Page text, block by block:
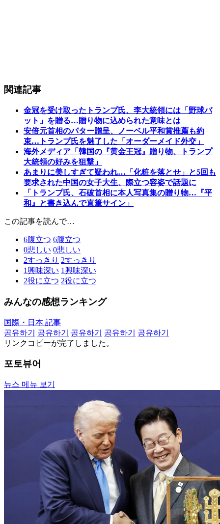
関連記事
金冠を受け取ったトランプ氏、李大統領には「野球バ
ット」を贈る…贈り物に込められた意味とは
安倍元首相のパター贈呈、ノーベル平和賞推薦も約
束…トランプ氏を魅了した「オーダーメイド外交」
海外メディア「韓国の『黄金王冠』贈り物、トランプ
大統領の好みを狙撃」
あまりに美しすぎて疑われ…「化粧を落とせ」と5回も
要求された中国の女子大生、際立つ容姿で話題に
「トランプ氏、石破首相に本人写真集の贈り物…『平
和』と書き込んで直筆サイン」
この記事を読んで…
6腹立つ 6腹立つ
0悲しい 0悲しい
2すっきり 2すっきり
1興味深い 1興味深い
2役に立つ 2役に立つ
みんなの感想ランキング
国際・日本 記事
공유하기
공유하기 공유하기 공유하기
공유하기
リンクコピーが完了しました。
포토뷰어
뉴스 메뉴 보기